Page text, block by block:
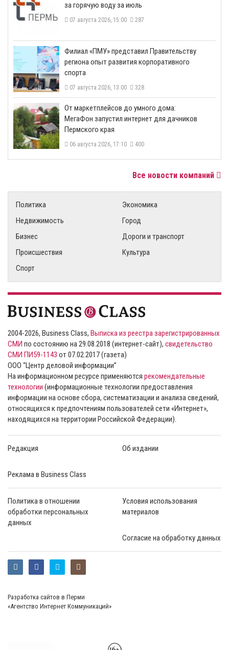
за горячую воду за июль
07 августа 2026, 15:00 287
​Филиал «ПМУ» представил Правительству
региона опыт развития корпоративного
спорта
07 августа 2026, 13:00 328
От маркетплейсов до умного дома:
МегаФон запустил интернет для дачников
Пермского края
06 августа 2026, 17:10 400
Все новости компаний
Политика
Экономика
Недвижимость
Город
Бизнес
Дороги и транспорт
Происшествия
Культура
Спорт
2004-2026, Business Class, Выписка из реестра зарегистрированных
СМИ по состоянию на 29.08.2018 (интернет-сайт), свидетельство
СМИ ПИ59-1143 от 07.02.2017 (газета)
ООО “Центр деловой информации”
На информационном ресурсе применяются рекомендательные
технологии (информационные технологии предоставления
информации на основе сбора, систематизации и анализа сведений,
относящихся к предпочтениям пользователей сети «Интернет»,
находящихся на территории Российской Федерации).
Редакция Об издании
Реклама в Business Class
Политика в отношении
обработки персональных
данных
Условия использования
материалов
Согласие на обработку данных
Разработка сайтов в Перми
«Агентство Интернет Коммуникаций»